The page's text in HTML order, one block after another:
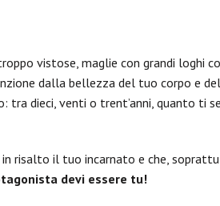
vistose, maglie con grandi loghi
dalla bellezza del tuo corpo e
tra dieci, venti o trent’anni, quanto ti
risalto il tuo incarnato e che,
devi essere tu!